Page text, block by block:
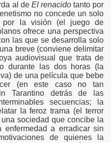
al de El renacido tanto por
no concede un solo
por la visión (el juego de
ofrece una perspectiva
las que se desarrolla solo
breve (conviene delimitar
audiovisual que trata de
durante las dos horas (la
de una película que bebe
(en este caso no tan
Tarantino detrás de las
secuencias; la
la feroz trama (el terror
sociedad que concibe la
enfermedad a erradicar sin
de quienes la